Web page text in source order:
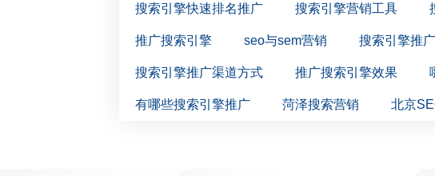
搜索引擎快速排名推广 搜索引擎营销工具
推广搜索引擎 seo与sem营销 搜索引擎推
搜索引擎推广渠道方式 推广搜索引擎效果
有哪些搜索引擎推广 菏泽搜索营销 北京